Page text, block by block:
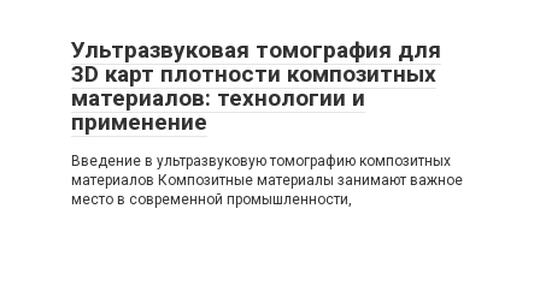
Ультразвуковая томография для
3D карт плотности композитных
материалов: технологии и
применение
Введение в ультразвуковую томографию композитных
материалов Композитные материалы занимают важное
место в современной промышленности,